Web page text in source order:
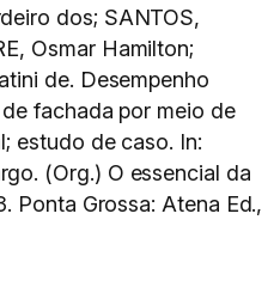
dos; SANTOS,
Osmar Hamilton;
de. Desempenho
fachada por meio de
estudo de caso. In:
(Org.) O essencial da
Ponta Grossa: Atena Ed.,